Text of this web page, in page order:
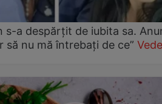
s-a despărțit de iubita sa.
să nu mă întrebați de ce”